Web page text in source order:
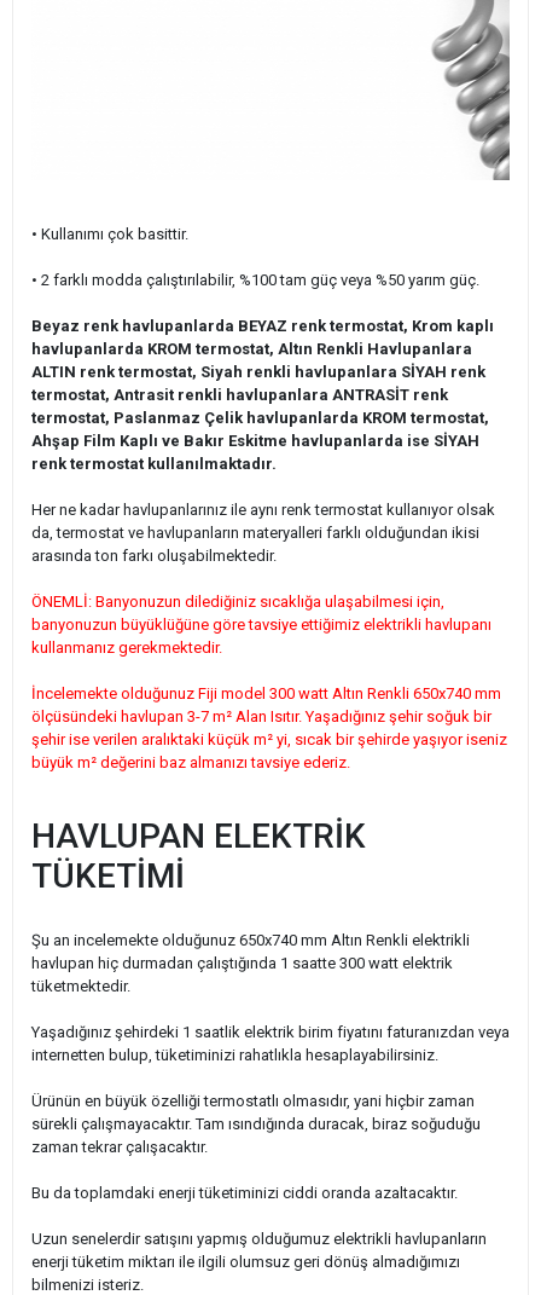
• Kullanımı çok basittir.
• 2 farklı modda çalıştırılabilir, %100 tam güç veya %50 yarım güç.
Beyaz renk havlupanlarda BEYAZ renk termostat, Krom kaplı
havlupanlarda KROM termostat, Altın Renkli Havlupanlara
ALTIN renk termostat, Siyah renkli havlupanlara SİYAH renk
termostat, Antrasit renkli havlupanlara ANTRASİT renk
termostat, Paslanmaz Çelik havlupanlarda KROM termostat,
Ahşap Film Kaplı ve Bakır Eskitme havlupanlarda ise SİYAH
renk termostat kullanılmaktadır.
Her ne kadar havlupanlarınız ile aynı renk termostat kullanıyor olsak
da, termostat ve havlupanların materyalleri farklı olduğundan ikisi
arasında ton farkı oluşabilmektedir.
ÖNEMLİ: Banyonuzun dilediğiniz sıcaklığa ulaşabilmesi için,
banyonuzun büyüklüğüne göre tavsiye ettiğimiz elektrikli havlupanı
kullanmanız gerekmektedir.
İncelemekte olduğunuz Fiji model 300 watt Altın Renkli 650x740 mm
ölçüsündeki havlupan 3-7 m² Alan Isıtır. Yaşadığınız şehir soğuk bir
şehir ise verilen aralıktaki küçük m² yi, sıcak bir şehirde yaşıyor iseniz
büyük m² değerini baz almanızı tavsiye ederiz.
HAVLUPAN ELEKTRİK
TÜKETİMİ
Şu an incelemekte olduğunuz 650x740 mm Altın Renkli elektrikli
havlupan hiç durmadan çalıştığında 1 saatte 300 watt elektrik
tüketmektedir.
Yaşadığınız şehirdeki 1 saatlik elektrik birim fiyatını faturanızdan veya
internetten bulup, tüketiminizi rahatlıkla hesaplayabilirsiniz.
Ürünün en büyük özelliği termostatlı olmasıdır, yani hiçbir zaman
sürekli çalışmayacaktır. Tam ısındığında duracak, biraz soğuduğu
zaman tekrar çalışacaktır.
Bu da toplamdaki enerji tüketiminizi ciddi oranda azaltacaktır.
Uzun senelerdir satışını yapmış olduğumuz elektrikli havlupanların
enerji tüketim miktarı ile ilgili olumsuz geri dönüş almadığımızı
bilmenizi isteriz.